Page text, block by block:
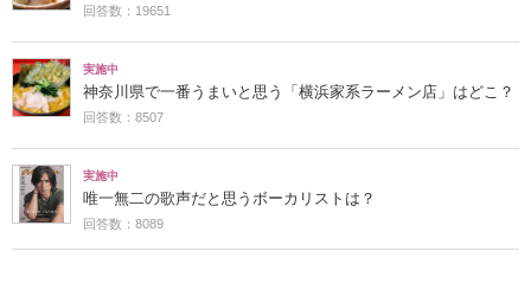
回答数：19651
実施中
神奈川県で一番うまいと思う「横浜家系ラーメン店」はどこ？
回答数：8507
実施中
唯一無二の歌声だと思うボーカリストは？
回答数：8089